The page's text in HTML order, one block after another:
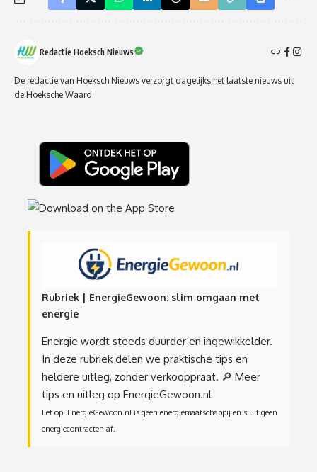
Redactie Hoeksch Nieuws
De redactie van Hoeksch Nieuws verzorgt dagelijks het laatste nieuws uit
de Hoeksche Waard.
Rubriek | EnergieGewoon: slim omgaan met
energie
Energie wordt steeds duurder en ingewikkelder.
In deze rubriek delen we praktische tips en
heldere uitleg, zonder verkooppraat. 🔎 Meer
tips en uitleg op EnergieGewoon.nl
Let op: EnergieGewoon.nl is geen energiemaatschappij en sluit geen
energiecontracten af.